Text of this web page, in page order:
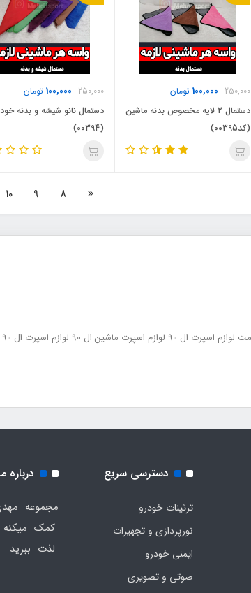
250,000
100,000 تومان
دستمال 2 لایه مخصوص بدنه ماشین
(کد00395)
250,000
100,000 تومان
دستمال نانو شیشه و بدنه
(00394)
8
9
10
دسترسی سریع
تزئینات خودرو
نورپردازی و تجهیزات
ایمنی خودرو
صوتی و تصویری
درباره
کمک میکنه
لذت ببرید